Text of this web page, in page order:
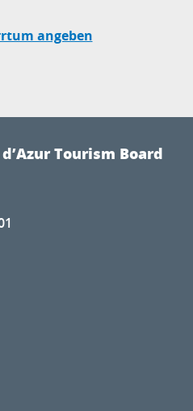
angeben
Tourism Board